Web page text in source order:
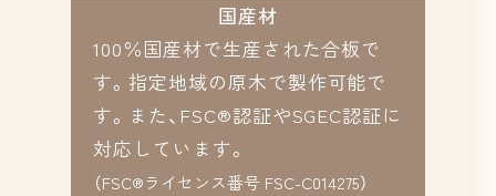
国産材
100％国産材で生産された合板で
す。指定地域の原木で製作可能で
す。また、FSC®認証やSGEC認証に
対応しています。
（FSC®ライセンス番号 FSC-C014275）